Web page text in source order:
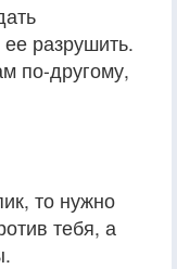
разрушить.
по-другому,
то нужно
тебя, а